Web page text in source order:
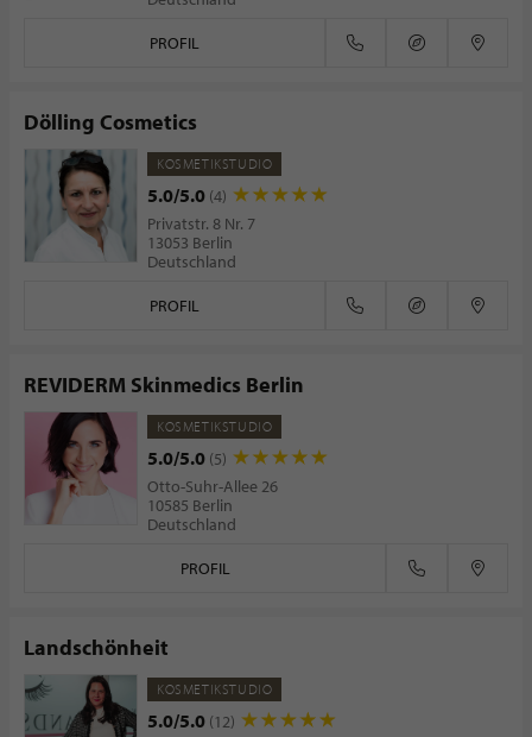
PROFIL
Dölling Cosmetics
KOSMETIKSTUDIO
5.0/5.0 (4)
Privatstr. 8 Nr. 7
13053 Berlin
Deutschland
PROFIL
REVIDERM Skinmedics Berlin
KOSMETIKSTUDIO
5.0/5.0 (5)
Otto-Suhr-Allee 26
10585 Berlin
Deutschland
PROFIL
Landschönheit
KOSMETIKSTUDIO
5.0/5.0 (12)